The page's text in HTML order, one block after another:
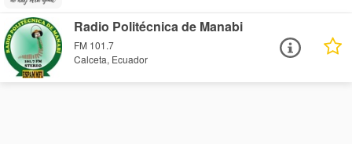
Radio Politécnica de Manabi
FM 101.7
Calceta, Ecuador